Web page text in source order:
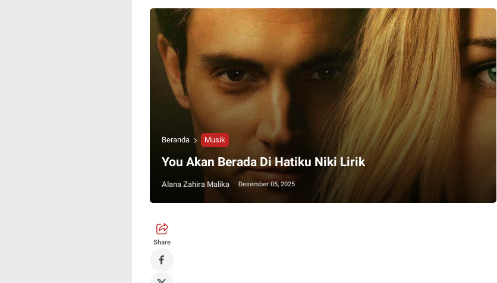
Beranda Musik
You Akan Berada Di Hatiku Niki Lirik
Alana Zahira Malika Desember 05, 2025
Share